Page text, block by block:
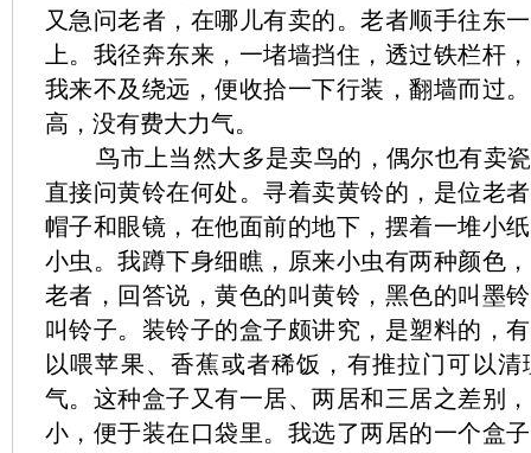
又急问老者，在哪儿有卖的。老者顺手往东
上。我径奔东来，一堵墙挡住，透过铁栏杆
我来不及绕远，便收拾一下行装，翻墙而过
高，没有费大力气。
鸟市上当然大多是卖鸟的，偶尔也有卖
直接问黄铃在何处。寻着卖黄铃的，是位老
帽子和眼镜，在他面前的地下，摆着一堆小
小虫。我蹲下身细瞧，原来小虫有两种颜色
老者，回答说，黄色的叫黄铃，黑色的叫墨
叫铃子。装铃子的盒子颇讲究，是塑料的，
以喂苹果、香蕉或者稀饭，有推拉门可以
气。这种盒子又有一居、两居和三居之差别
小，便于装在口袋里。我选了两居的一个盒